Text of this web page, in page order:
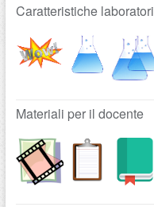
Caratteristiche laboratori
Materiali per il docente